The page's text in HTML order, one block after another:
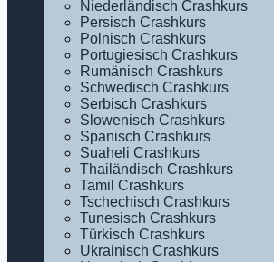
Niederländisch Crashkurs
Persisch Crashkurs
Polnisch Crashkurs
Portugiesisch Crashkurs
Rumänisch Crashkurs
Schwedisch Crashkurs
Serbisch Crashkurs
Slowenisch Crashkurs
Spanisch Crashkurs
Suaheli Crashkurs
Thailändisch Crashkurs
Tamil Crashkurs
Tschechisch Crashkurs
Tunesisch Crashkurs
Türkisch Crashkurs
Ukrainisch Crashkurs